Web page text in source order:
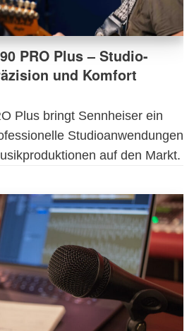
PRO Plus – Studio-
und Komfort
Plus bringt Sennheiser ein
Studioanwendungen
auf den Markt.